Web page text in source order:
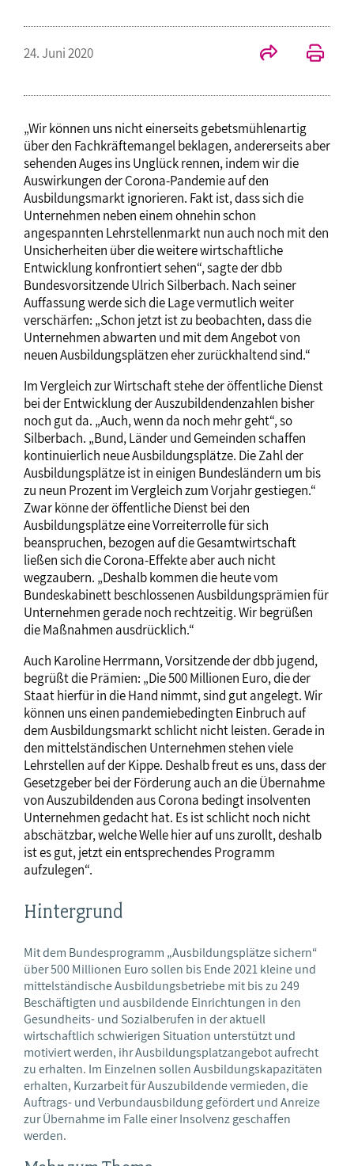
24. Juni 2020
„Wir können uns nicht einerseits gebetsmühlenartig
über den Fachkräftemangel beklagen, andererseits aber
sehenden Auges ins Unglück rennen, indem wir die
Auswirkungen der Corona-Pandemie auf den
Ausbildungsmarkt ignorieren. Fakt ist, dass sich die
Unternehmen neben einem ohnehin schon
angespannten Lehrstellenmarkt nun auch noch mit den
Unsicherheiten über die weitere wirtschaftliche
Entwicklung konfrontiert sehen“, sagte der dbb
Bundesvorsitzende Ulrich Silberbach. Nach seiner
Auffassung werde sich die Lage vermutlich weiter
verschärfen: „Schon jetzt ist zu beobachten, dass die
Unternehmen abwarten und mit dem Angebot von
neuen Ausbildungsplätzen eher zurückhaltend sind.“
Im Vergleich zur Wirtschaft stehe der öffentliche Dienst
bei der Entwicklung der Auszubildendenzahlen bisher
noch gut da. „Auch, wenn da noch mehr geht“, so
Silberbach. „Bund, Länder und Gemeinden schaffen
kontinuierlich neue Ausbildungsplätze. Die Zahl der
Ausbildungsplätze ist in einigen Bundesländern um bis
zu neun Prozent im Vergleich zum Vorjahr gestiegen.“
Zwar könne der öffentliche Dienst bei den
Ausbildungsplätze eine Vorreiterrolle für sich
beanspruchen, bezogen auf die Gesamtwirtschaft
ließen sich die Corona-Effekte aber auch nicht
wegzaubern. „Deshalb kommen die heute vom
Bundeskabinett beschlossenen Ausbildungsprämien für
Unternehmen gerade noch rechtzeitig. Wir begrüßen
die Maßnahmen ausdrücklich.“
Auch Karoline Herrmann, Vorsitzende der dbb jugend,
begrüßt die Prämien: „Die 500 Millionen Euro, die der
Staat hierfür in die Hand nimmt, sind gut angelegt. Wir
können uns einen pandemiebedingten Einbruch auf
dem Ausbildungsmarkt schlicht nicht leisten. Gerade in
den mittelständischen Unternehmen stehen viele
Lehrstellen auf der Kippe. Deshalb freut es uns, dass der
Gesetzgeber bei der Förderung auch an die Übernahme
von Auszubildenden aus Corona bedingt insolventen
Unternehmen gedacht hat. Es ist schlicht noch nicht
abschätzbar, welche Welle hier auf uns zurollt, deshalb
ist es gut, jetzt ein entsprechendes Programm
aufzulegen“.
Hintergrund
Mit dem Bundesprogramm „Ausbildungsplätze sichern“
über 500 Millionen Euro sollen bis Ende 2021 kleine und
mittelständische Ausbildungsbetriebe mit bis zu 249
Beschäftigten und ausbildende Einrichtungen in den
Gesundheits- und Sozialberufen in der aktuell
wirtschaftlich schwierigen Situation unterstützt und
motiviert werden, ihr Ausbildungsplatzangebot aufrecht
zu erhalten. Im Einzelnen sollen Ausbildungskapazitäten
erhalten, Kurzarbeit für Auszubildende vermieden, die
Auftrags- und Verbundausbildung gefördert und Anreize
zur Übernahme im Falle einer Insolvenz geschaffen
werden.